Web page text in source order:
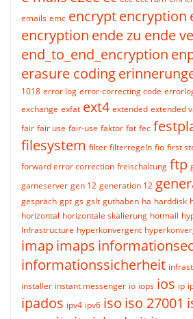
emails emc encryptencryption
encryption ende zu ende
end_to_end_encryption
erasure coding
1018 error log error-correcting code
exchange exfat ext4 extended extended
fair fair use fair-use faktor fat fec
filesystem filter filterregeln fio first
forward error correction freischaltung ftp
gameserver gen 12 generation 12
gespräch gpt gs gslt guthaben ha harddisk
horizontal horizontale skalierung hotmail
Infrastructure hyperkonvergent
imapimaps
informationssicherheit
installer instant messenger io iops ios ip
ipados ipv4 ipv6 iso iso 27001